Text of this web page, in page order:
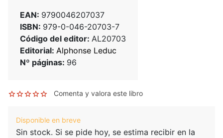
EAN: 9790046207037
ISBN: 979-0-046-20703-7
Código del editor: AL20703
Editorial: Alphonse Leduc
Nº páginas: 96
Comenta y valora este libro
Disponible en breve
Sin stock. Si se pide hoy, se estima recibir en la